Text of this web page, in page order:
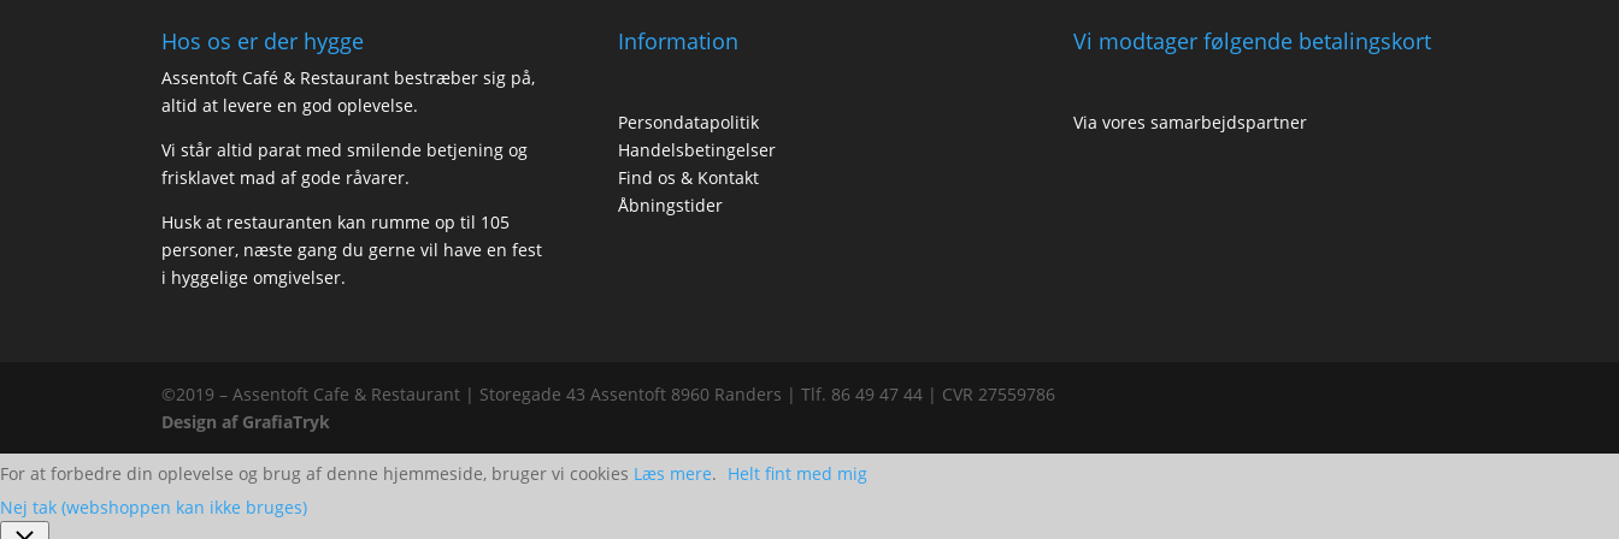
Hos os er der hygge
Assentoft Café & Restaurant bestræber sig på,
altid at levere en god oplevelse.
Vi står altid parat med smilende betjening og
frisklavet mad af gode råvarer.
Husk at restauranten kan rumme op til 105
personer, næste gang du gerne vil have en fest
i hyggelige omgivelser.
Information
Persondatapolitik
Handelsbetingelser
Find os & Kontakt
Åbningstider
Vi modtager følgende betalingskort
Via vores samarbejdspartner
©2019 – Assentoft Cafe & Restaurant | Storegade 43 Assentoft 8960 Randers | Tlf. 86 49 47 44 | CVR 27559786
Design af GrafiaTryk
For at forbedre din oplevelse og brug af denne hjemmeside, bruger vi cookies Læs mere. Helt fint med mig
Nej tak (webshoppen kan ikke bruges)